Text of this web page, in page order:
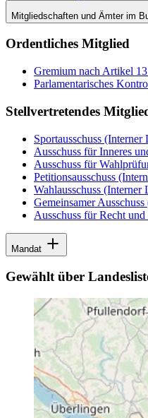
Mitgliedschaften und Ämter im
Ordentliches Mitglied
Gremium nach Artikel
Parlamentarisches
Stellvertretendes
Sportausschuss (Interner
Ausschuss für Inneres
Ausschuss für
Petitionsausschuss
Wahlausschuss (Interner
Gemeinsamer Ausschuss
Ausschuss für Recht
Mandat
Gewählt über